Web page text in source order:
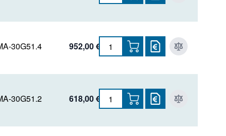
30G51.4 952,00 €
30G51.2 618,00 €